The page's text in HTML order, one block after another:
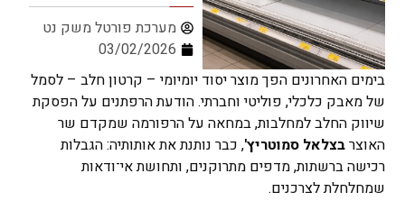
מערכת פורטל משק נט
03/02/2026
בימים האחרונים הפך מוצר יסוד יומיומי – קרטון חלב – לסמל
של מאבק כלכלי, פוליטי וחברתי. הודעת הרפתנים על הפסקת
שיווק החלב למחלבות, במחאה על הרפורמה שמקדם שר
האוצרבצלאל סמוטריץ', כבר נותנת את אותותיה: הגבלות
רכישה ברשתות, מדפים מתרוקנים, ותחושת אי־ודאות
שמחלחלת לצרכנים.